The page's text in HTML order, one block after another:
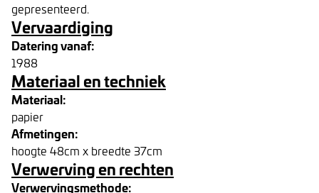
gepresenteerd.
Vervaardiging
Datering vanaf:
1988
Materiaal en techniek
Materiaal:
papier
Afmetingen:
hoogte 48cm x breedte 37cm
Verwerving en rechten
Verwervingsmethode: